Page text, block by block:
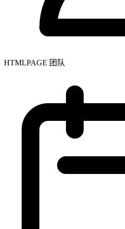
HTMLPAGE 团队